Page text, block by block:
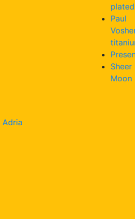
plated
Paul
Sheer
Moon
Adria